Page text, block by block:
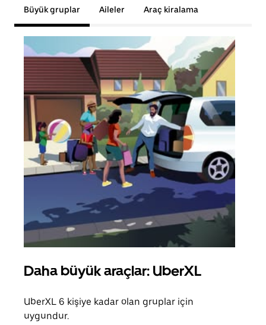
Büyük gruplar Aileler Araç kiralama
Daha büyük araçlar: UberXL
UberXL 6 kişiye kadar olan gruplar için
uygundur.